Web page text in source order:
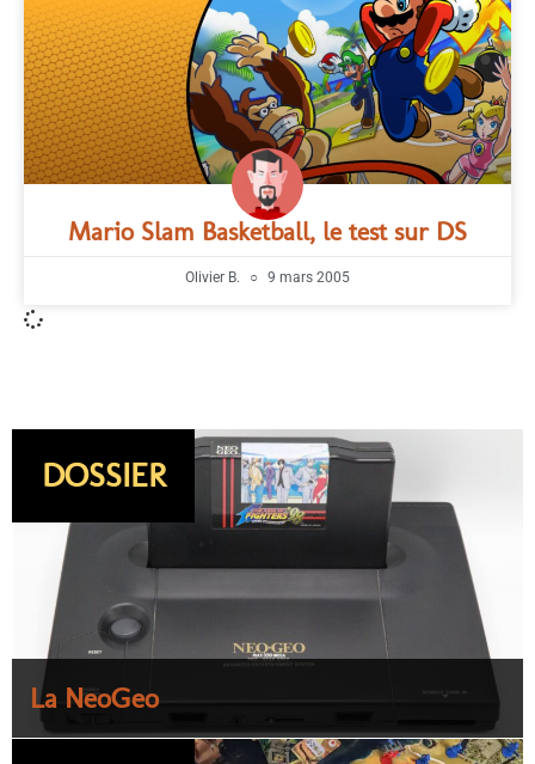
Mario Slam Basketball, le test sur DS
Olivier B. 9 mars 2005
DOSSIER
La NeoGeo